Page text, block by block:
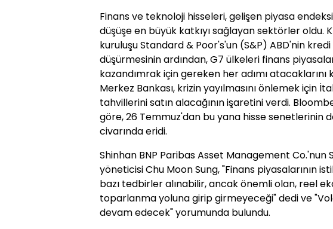
Finans ve teknoloji hisseleri, gelişen piyasa
düşüşe en büyük katkıyı sağlayan sektörler oldu.
kuruluşu Standard & Poor's'un (S&P) ABD'nin
düşürmesinin ardından, G7 ülkeleri finans
kazandımrak için gereken her adımı
Merkez Bankası, krizin yayılmasını önlemek için
tahvillerini satın alacağının işaretini verdi.
göre, 26 Temmuz'dan bu yana hisse senetlerinin
civarında eridi.
Shinhan BNP Paribas Asset Management Co.'nun
yöneticisi Chu Moon Sung, "Finans piyasalarının
bazı tedbirler alınabilir, ancak önemli olan, reel
toparlanma yoluna girip girmeyeceği" dedi ve
devam edecek" yorumunda bulundu.